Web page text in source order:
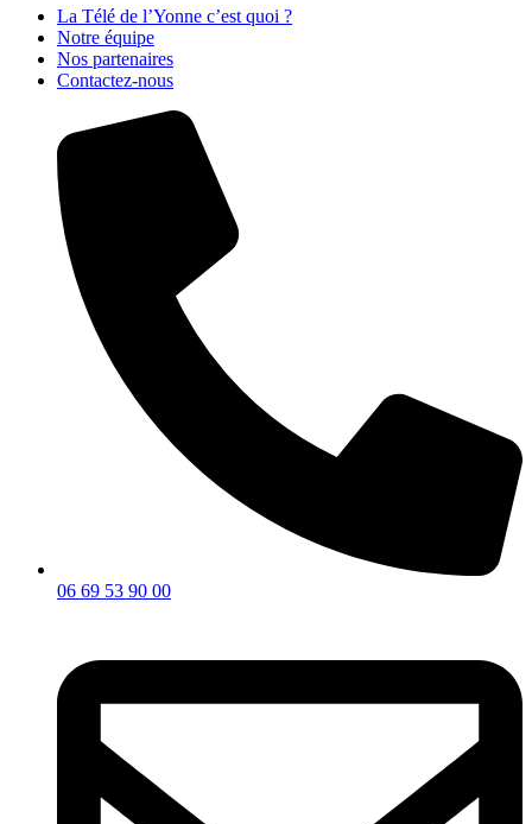
La Télé de l’Yonne c’est quoi ?
Notre équipe
Nos partenaires
Contactez-nous
06 69 53 90 00